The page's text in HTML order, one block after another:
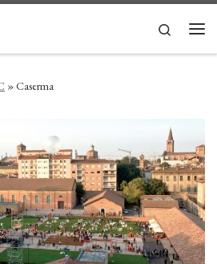
Search
»Caserma